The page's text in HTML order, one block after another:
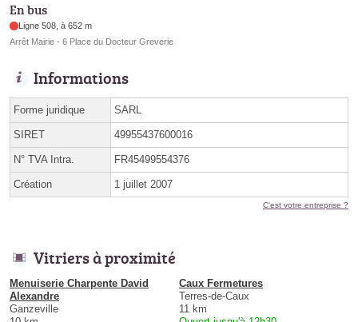
En bus
Ligne 508, à 652 m
Arrêt Mairie - 6 Place du Docteur Greverie
Informations
Forme juridique SARL
SIRET 49955437600016
N° TVA Intra. FR45499554376
Création 1 juillet 2007
C'est votre entreprise ?
Vitriers à proximité
Menuiserie Charpente David
Alexandre
Ganzeville
Caux Fermetures
Terres-de-Caux
11 km